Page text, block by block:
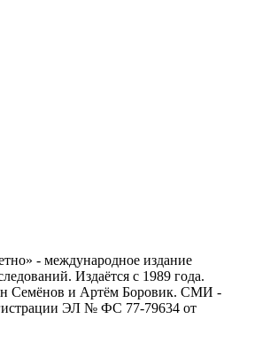
- международное издание
Издаётся с 1989 года.
Семёнов и Артём Боровик. CМИ -
ЭЛ № ФС 77-79634 от